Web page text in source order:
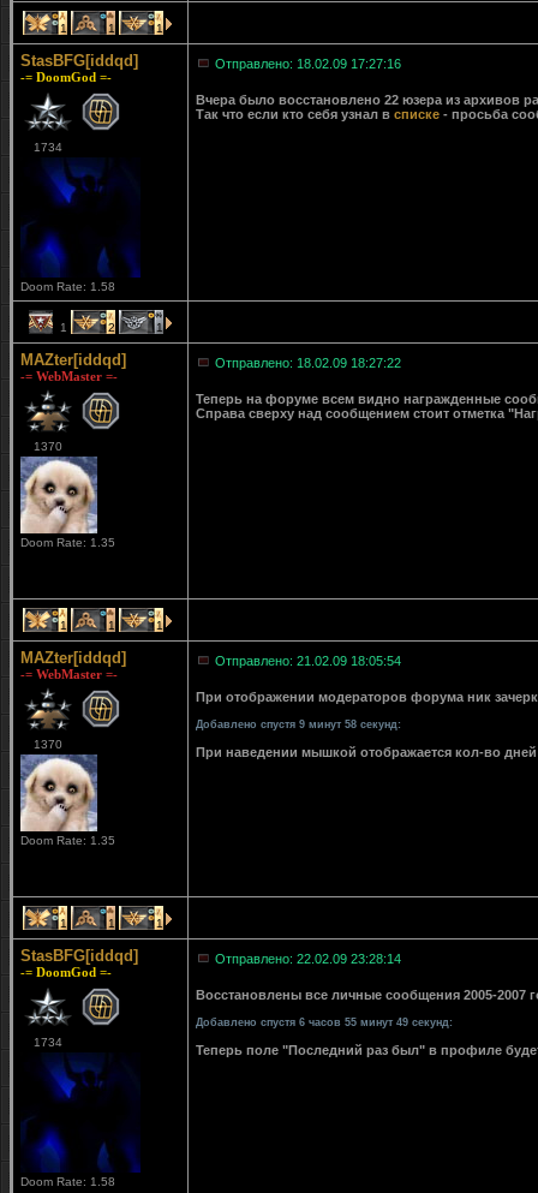
1 1 1
StasBFG[iddqd]
-= DoomGod =-
1734
Doom Rate: 1.58
Отправлено: 18.02.09 17:27:16
Вчера было восстановлено 22 юзера из архивов
Так что если кто себя узнал в списке - просьба
1 2 1
MAZter[iddqd]
-= WebMaster =-
1370
Doom Rate: 1.35
Отправлено: 18.02.09 18:27:22
Теперь на форуме всем видно награжденные
Справа сверху над сообщением стоит отметка
1 1 1
MAZter[iddqd]
-= WebMaster =-
1370
Doom Rate: 1.35
Отправлено: 21.02.09 18:05:54
При отображении модераторов форума ник
Добавлено спустя 9 минут 58 секунд:
При наведении мышкой отображается кол-во
1 1 1
StasBFG[iddqd]
-= DoomGod =-
1734
Doom Rate: 1.58
Отправлено: 22.02.09 23:28:14
Восстановлены все личные сообщения 2005-2007
Добавлено спустя 6 часов 55 минут 49 секунд:
Теперь поле "Последний раз был" в профиле